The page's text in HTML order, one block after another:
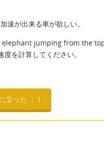
が出来る車が欲しい。
jumping from the
を計算してください。
立った 1